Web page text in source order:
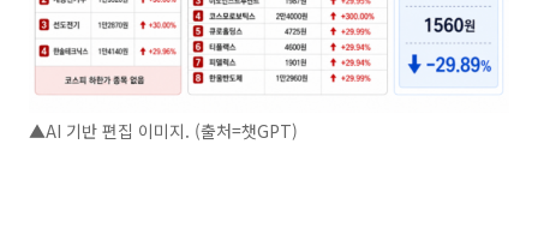
▲AI 기반 편집 이미지. (출처=챗GPT)